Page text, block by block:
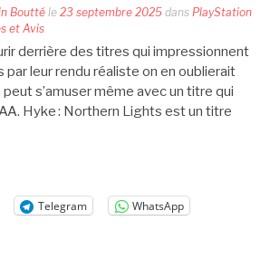
Bouttéle 23 septembre 2025 dans PlayStation
et Avis
derrière des titres qui impressionnent
par leur rendu réaliste on en oublierait
peut s’amuser même avec un titre qui
Hyke : Northern Lights est un titre
Telegram
WhatsApp